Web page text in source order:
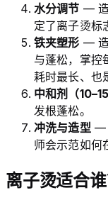
水分调节 —
定了离子烫标
铁夹塑形 — 造
与蓬松，掌控
耗时最长、也
中和剂（
发根蓬松。
冲洗与造型—
师会示范如何
离子烫适合谁